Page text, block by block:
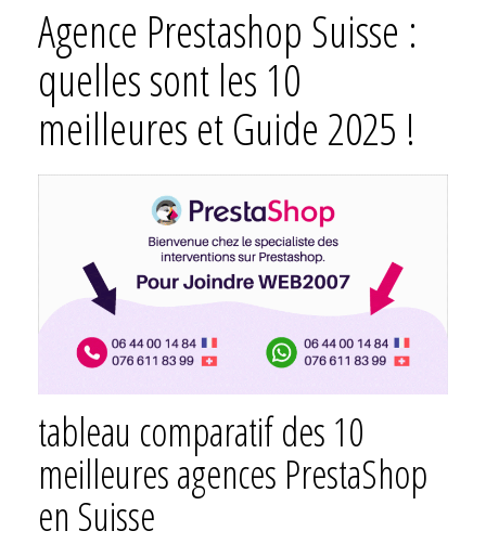
Agence Prestashop Suisse :
quelles sont les 10
meilleures et Guide 2025 !
tableau comparatifdes 10
meilleures agences PrestaShop
en Suisse